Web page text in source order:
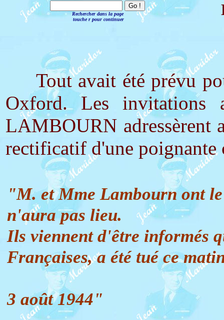
Rechercher dans la page
touche r pour continuer
Tout avait été prévu
Oxford. Les invitations
LAMBOURN adressèrent
rectificatif d'une poignante
"M. et Mme Lambourn ont
n'aura pas lieu.
Ils viennent d'être informés
Françaises, a été tué ce
3 août 1944"